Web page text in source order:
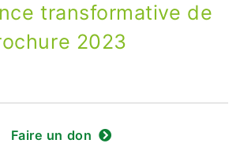
transformative de
2023
Faire un don